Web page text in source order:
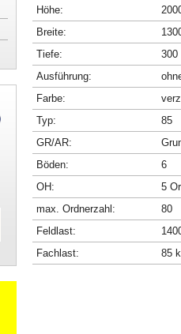
Höhe:
Breite:
Tiefe:
300
Ausführung:
Farbe:
Typ:
85
GR/AR:
Böden:
6
OH:
5
max. Ordnerzahl:
80
Feldlast:
Fachlast:
85